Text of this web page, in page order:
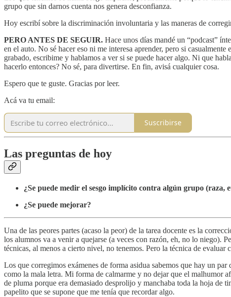
grupo que sin darnos cuenta nos genera desconfianza.
Hoy escribí sobre la discriminación involuntaria y las maneras de
PERO ANTES DE SEGUIR. Hace unos días mandé un “podcast”
en el auto. No sé hacer eso ni me interesa aprender, pero si
grabado, escribime y hablamos a ver si se puede hacer algo. Ni que
hacerlo entonces? No sé, para divertirse. En fin, avisá cualquier cosa.
Espero que te guste. Gracias por leer.
Acá va tu email:
Suscribirse
Las preguntas de hoy
¿Se puede medir el sesgo implícito contra algún grupo (raza,
¿Se puede mejorar?
Una de las peores partes (acaso la peor) de la tarea docente es la
los alumnos va a venir a quejarse (a veces con razón, eh, no lo niego).
técnicas, al menos a cierto nivel, no tenemos. Pero la técnica de evaluar
Los que corregimos exámenes de forma asidua sabemos que hay un
como la mala letra. Mi forma de calmarme y no dejar que el malhumor
de pluma porque era demasiado desprolijo y manchaba toda la hoja de
papelito que se supone que me tenía que recordar algo.